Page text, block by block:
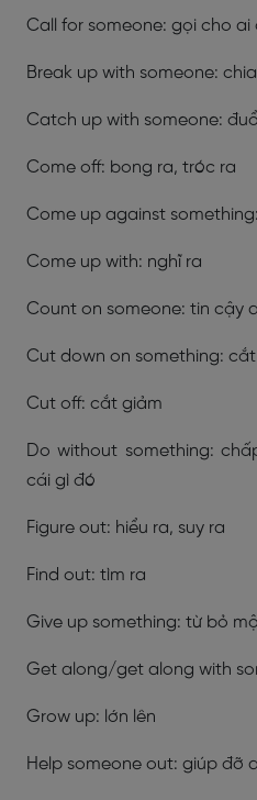
Call for someone: gọi cho
Break up with someone:
Catch up with someone:
Come off: bong ra, tróc ra
Come up against
Come up with: nghĩ ra
Count on someone: tin cậy
Cut down on something:
Cut off: cắt giảm
Do without something:
cái gì đó
Figure out: hiểu ra, suy ra
Find out: tìm ra
Give up something: từ bỏ
Get along/get along with
Grow up: lớn lên
Help someone out: giúp đỡ